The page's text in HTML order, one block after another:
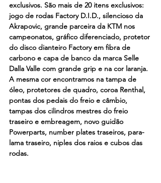
exclusivos. São mais de 20 itens exclusivos:
jogo de rodas Factory D.I.D., silencioso da
Akrapovic, grande parceira da KTM nos
campeonatos, gráfico diferenciado, protetor
do disco dianteiro Factory em fibra de
carbono e capa de banco da marca Selle
Dalla Valle com grande grip e na cor laranja.
A mesma cor encontramos na tampa de
óleo, protetores de quadro, coroa Renthal,
pontas dos pedais do freio e câmbio,
tampas dos cilindros mestres do freio
traseiro e embreagem, novo guidão
Powerparts, number plates traseiros, para-
lama traseiro, niples dos raios e cubos das
rodas.